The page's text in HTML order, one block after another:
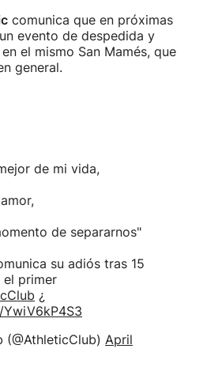
comunica que en próximas
evento de despedida y
el mismo San Mamés, que
general.
de mi vida,
de separarnos"
su adiós tras 15
el primer
¿
April